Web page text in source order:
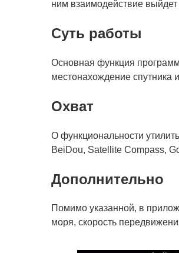
ним взаимодействие
Суть работы
Основная функция
местонахождение спутника
Охват
О функциональности
BeiDou, Satellite Compass,
Дополнительно
Помимо указанной, в
моря, скорость